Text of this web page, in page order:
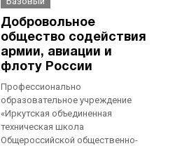
Добровольное
общество содействия
армии, авиации и
флоту России
Профессионально
образовательное учреждение
«Иркутская объединенная
техническая школа
Общероссийской общественно-